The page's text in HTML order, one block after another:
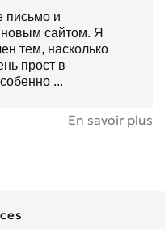
письмо и
новым сайтом. Я
тем, насколько
прост в
...
En savoir plus